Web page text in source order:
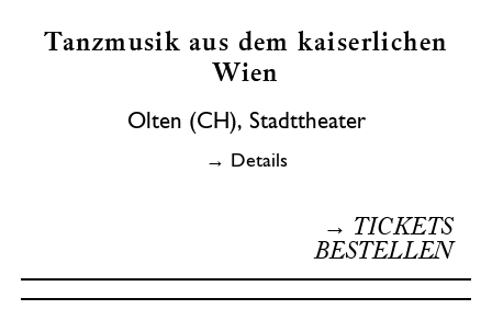
Tanzmusik aus dem kaiserlichen
Wien
Olten (CH), Stadttheater
→ Details
→ TICKETS
BESTELLEN